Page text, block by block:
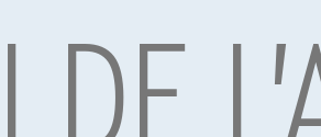
de votre demande de crédit par Alpha
hoedanigheid, Boulevard Albert II 4,